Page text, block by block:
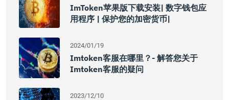
ImToken苹果版下载安装| 数字钱包应
用程序 | 保护您的加密货币|
2024/01/19
Imtoken客服在哪里？- 解答您关于
Imtoken客服的疑问
2023/12/10